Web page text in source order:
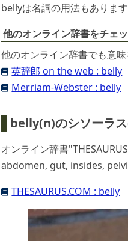
bellyは名詞の用法もありま
他のオンライン辞書をチェ
他のオンライン辞書でも意味
英辞郎 on the web : belly
Merriam-Webster : belly
belly(n)のシソーラ
オンライン辞書
abdomen, gut, insides,
THESAURUS.COM : belly